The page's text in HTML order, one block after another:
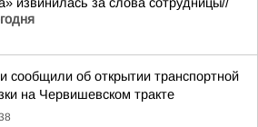
сообщили об открытии транспортной
на Червишевском тракте